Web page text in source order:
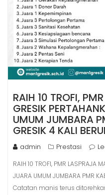
RAIH 10 TROFI,
GRESIK
UMUM JUMBARA
GRESIK 4 KALI
admin Prestasi
RAIH 10 TROFI, PMR LASPRAJA
JUARA UMUM JUMBARA PMR
Catatan manis terus